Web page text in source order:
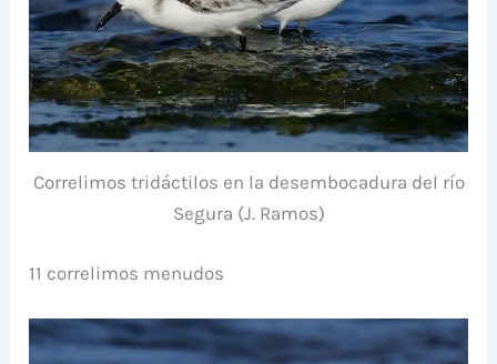
Correlimos tridáctilos en la desembocadura del río
Segura (J. Ramos)
11 correlimos menudos